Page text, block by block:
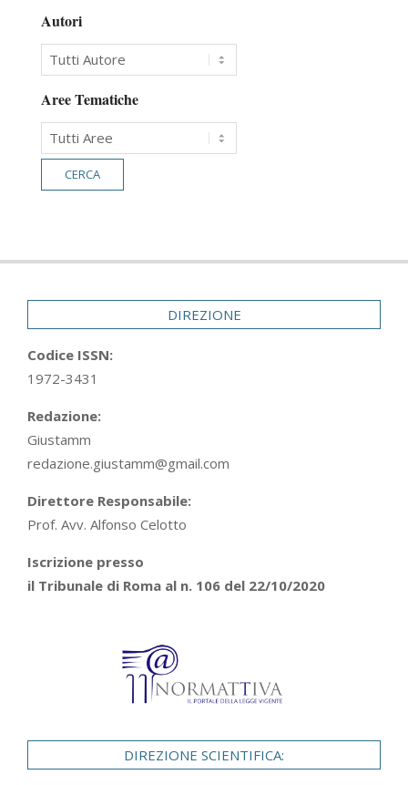
Autori
Aree Tematiche
DIREZIONE
Codice ISSN:
1972-3431
Redazione:
Giustamm
redazione.giustamm@gmail.com
Direttore Responsabile:
Prof. Avv. Alfonso Celotto
Iscrizione presso
il Tribunale di Roma al n. 106 del 22/10/2020
DIREZIONE SCIENTIFICA: